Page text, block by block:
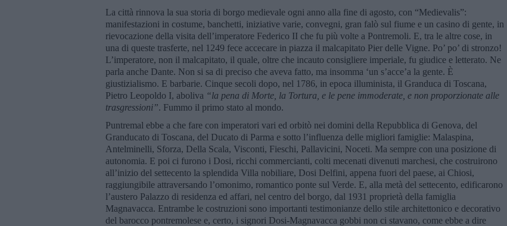
La città rinnova la sua storia di borgo medievale ogni anno alla fine di agosto, con “Medievalis”:
manifestazioni in costume, banchetti, iniziative varie, convegni, gran falò sul fiume e un casino di gente, in
rievocazione della visita dell’imperatore Federico II che fu più volte a Pontremoli. E, tra le altre cose, in
una di queste trasferte, nel 1249 fece accecare in piazza il malcapitato Pier delle Vigne. Po’ po’ di stronzo!
L’imperatore, non il malcapitato, il quale, oltre che incauto consigliere imperiale, fu giudice e letterato. Ne
parla anche Dante. Non si sa di preciso che aveva fatto, ma insomma ‘un s’acce’a la gente. È
giustizialismo. E barbarie. Cinque secoli dopo, nel 1786, in epoca illuminista, il Granduca di Toscana,
Pietro Leopoldo I, aboliva “la pena di Morte, la Tortura, e le pene immoderate, e non proporzionate alle
trasgressioni”. Fummo il primo stato al mondo.
Puntremal ebbe a che fare con imperatori vari ed orbitò nei domini della Repubblica di Genova, del
Granducato di Toscana, del Ducato di Parma e sotto l’influenza delle migliori famiglie: Malaspina,
Antelminelli, Sforza, Della Scala, Visconti, Fieschi, Pallavicini, Noceti. Ma sempre con una posizione di
autonomia. E poi ci furono i Dosi, ricchi commercianti, colti mecenati divenuti marchesi, che costruirono
all’inizio del settecento la splendida Villa nobiliare, Dosi Delfini, appena fuori del paese, ai Chiosi,
raggiungibile attraversando l’omonimo, romantico ponte sul Verde. E, alla metà del settecento, edificarono
l’austero Palazzo di residenza ed affari, nel centro del borgo, dal 1931 proprietà della famiglia
Magnavacca. Entrambe le costruzioni sono importanti testimonianze dello stile architettonico e decorativo
del barocco pontremolese e, certo, i signori Dosi-Magnavacca gobbi non ci stavano, come ebbe a dire